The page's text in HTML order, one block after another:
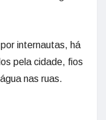
internautas, há
pela cidade, fios
nas ruas.